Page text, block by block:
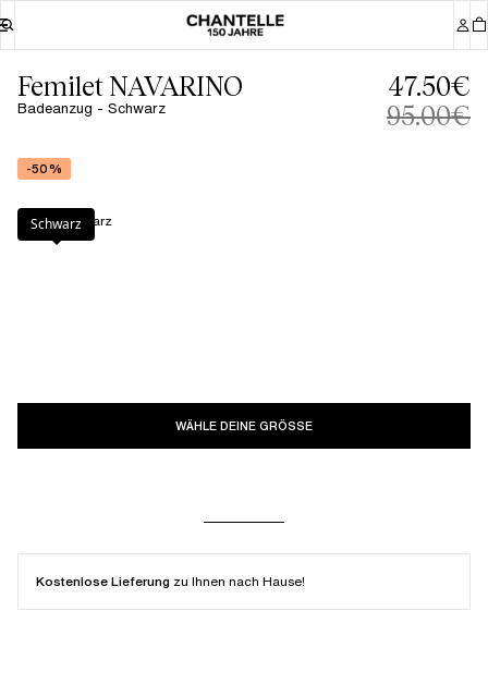
Femilet NAVARINO
Badeanzug - Schwarz
47.50€
95.00€
-50%
Farbe: Schwarz
Schwarz
WÄHLE DEINE GRÖSSE
Kostenlose Lieferung zu Ihnen nach Hause!